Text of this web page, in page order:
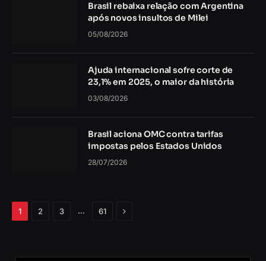
Brasil rebaixa relação com Argentina
após novos insultos de Milei
05/08/2026
Ajuda internacional sofre corte de
23,1% em 2025, o maior da história
03/08/2026
Brasil aciona OMC contra tarifas
impostas pelos Estados Unidos
28/07/2026
1 2 3 … 61 Próximo